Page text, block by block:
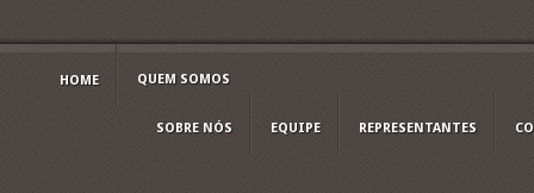
HOME QUEM SOMOS
SOBRE NÓS EQUIPE REPRESENTANTES